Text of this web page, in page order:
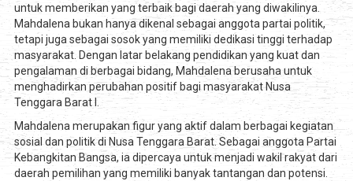
untuk memberikan yang terbaik bagi daerah yang diwakilinya.
Mahdalena bukan hanya dikenal sebagai anggota partai politik,
tetapi juga sebagai sosok yang memiliki dedikasi tinggi terhadap
masyarakat. Dengan latar belakang pendidikan yang kuat dan
pengalaman di berbagai bidang, Mahdalena berusaha untuk
menghadirkan perubahan positif bagi masyarakat Nusa
Tenggara Barat I.
Mahdalena merupakan figur yang aktif dalam berbagai kegiatan
sosial dan politik di Nusa Tenggara Barat. Sebagai anggota Partai
Kebangkitan Bangsa, ia dipercaya untuk menjadi wakil rakyat dari
daerah pemilihan yang memiliki banyak tantangan dan potensi.